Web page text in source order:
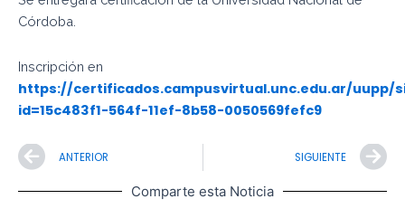
Córdoba.
Inscripción en
https://certificados.campusvirtual.unc.edu.ar/uupp/
id=15c483f1-564f-11ef-8b58-0050569fefc9
Prev
ANTERIOR SIGUIENTE
Comparte esta Noticia